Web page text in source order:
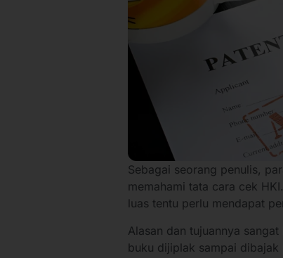
Sebagai seorang penulis,
memahami tata cara cek
luas tentu perlu mendapat
Alasan dan tujuannya
buku dijiplak sampai